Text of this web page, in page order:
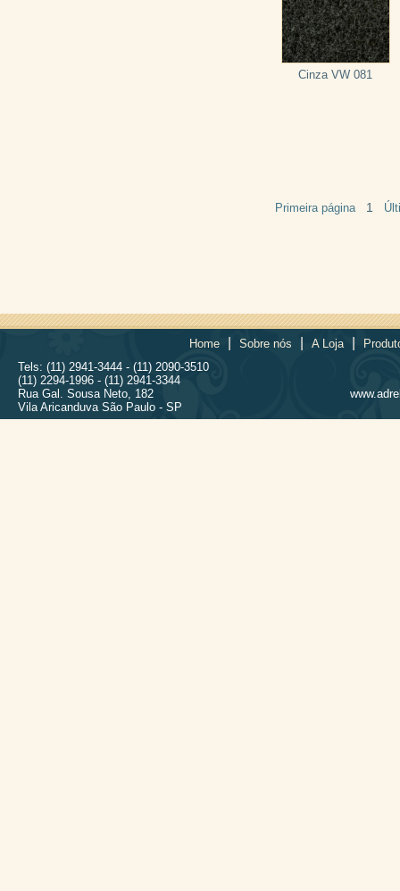
Cinza VW 081
Primeira página 1
Home Sobre nós A Loja
Tels: (11) 2941-3444 - (11) 2090-3510
(11) 2294-1996 - (11) 2941-3344
Rua Gal. Sousa Neto, 182
Vila Aricanduva São Paulo - SP